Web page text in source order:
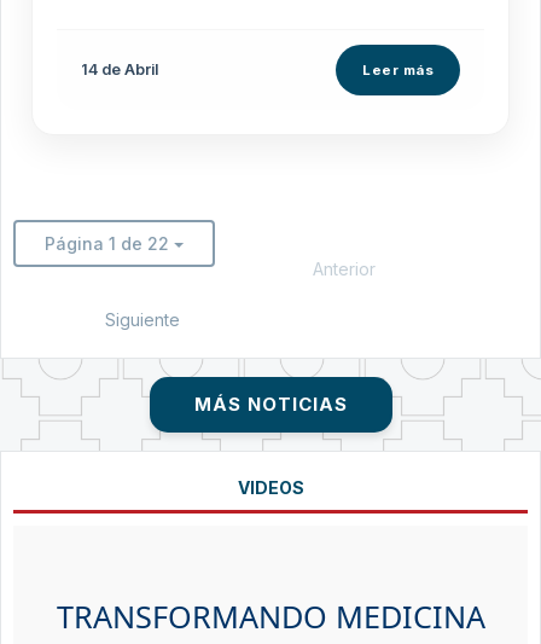
14 de Abril Leer más
Página 1 de 22
Anterior
Siguiente
MÁS NOTICIAS
VIDEOS
TRANSFORMANDO MEDICINA